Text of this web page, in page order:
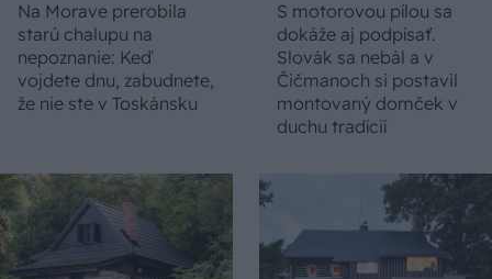
Na Morave prerobila
starú chalupu na
nepoznanie: Keď
vojdete dnu, zabudnete,
že nie ste v Toskánsku
S motorovou pílou sa
dokáže aj podpísať.
Slovák sa nebál a v
Čičmanoch si postavil
montovaný domček v
duchu tradícií